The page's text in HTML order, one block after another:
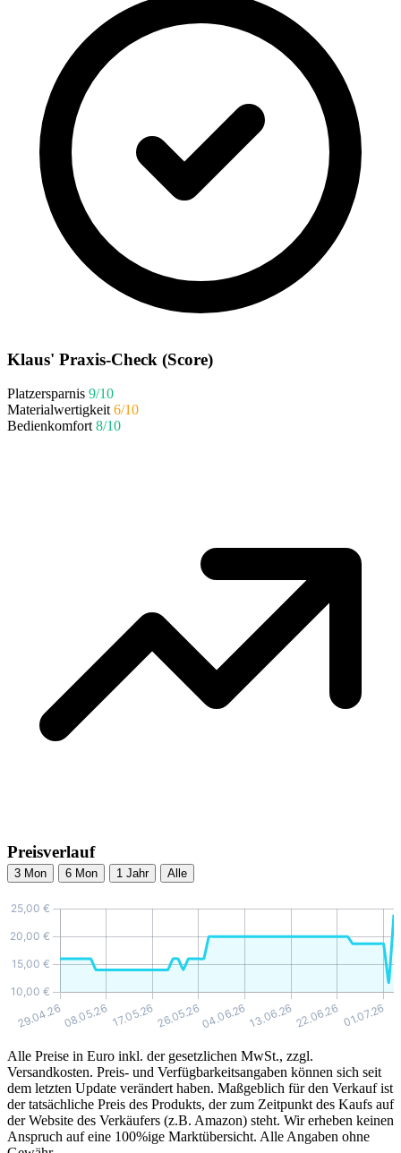
Klaus' Praxis-Check (Score)
Platzersparnis 9/10
Materialwertigkeit 6/10
Bedienkomfort 8/10
Preisverlauf
3 Mon 6 Mon 1 Jahr Alle
Alle Preise in Euro inkl. der gesetzlichen MwSt., zzgl.
Versandkosten. Preis- und Verfügbarkeitsangaben können sich seit
dem letzten Update verändert haben. Maßgeblich für den Verkauf ist
der tatsächliche Preis des Produkts, der zum Zeitpunkt des Kaufs auf
der Website des Verkäufers (z.B. Amazon) steht. Wir erheben keinen
Anspruch auf eine 100%ige Marktübersicht. Alle Angaben ohne